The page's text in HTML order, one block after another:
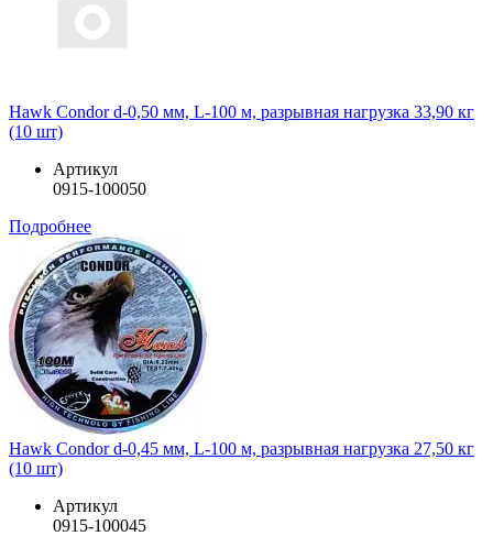
Hawk Condor d-0,50 мм, L-100 м, разрывная нагрузка 33,90 кг
(10 шт)
Артикул
0915-100050
Подробнее
Hawk Condor d-0,45 мм, L-100 м, разрывная нагрузка 27,50 кг
(10 шт)
Артикул
0915-100045